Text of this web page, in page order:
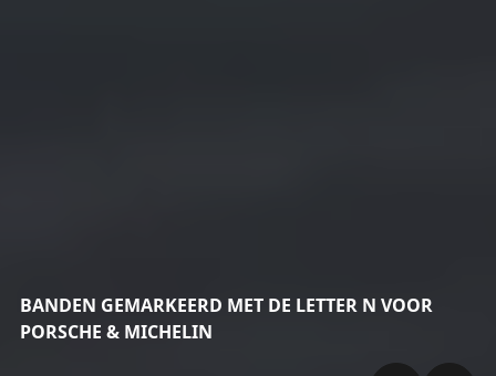
BANDEN GEMARKEERD MET DE LETTER N VOOR
PORSCHE & MICHELIN